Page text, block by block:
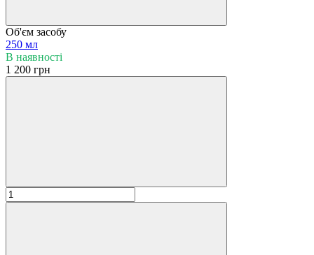
Об'єм засобу
250 мл
В наявності
1 200 грн